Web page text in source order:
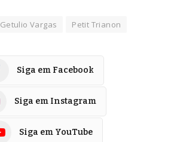
Getulio Vargas Petit Trianon
Siga em Facebook
Siga em Instagram
Siga em YouTube